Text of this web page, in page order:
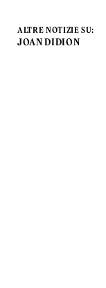
ALTRE NOTIZIE SU:
JOAN DIDION